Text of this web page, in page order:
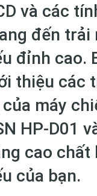
và các
đến trải
đỉnh cao.
thiệu các
máy
HP-D01
cao chất
của bạn.